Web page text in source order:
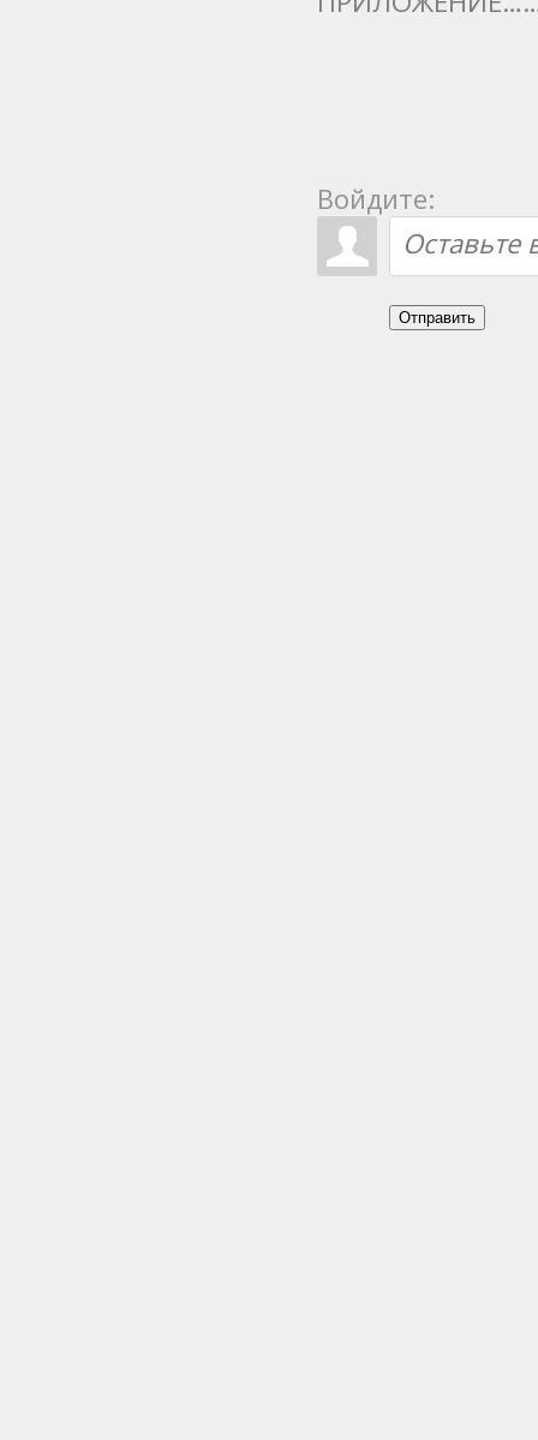
Войдите:
Отправить